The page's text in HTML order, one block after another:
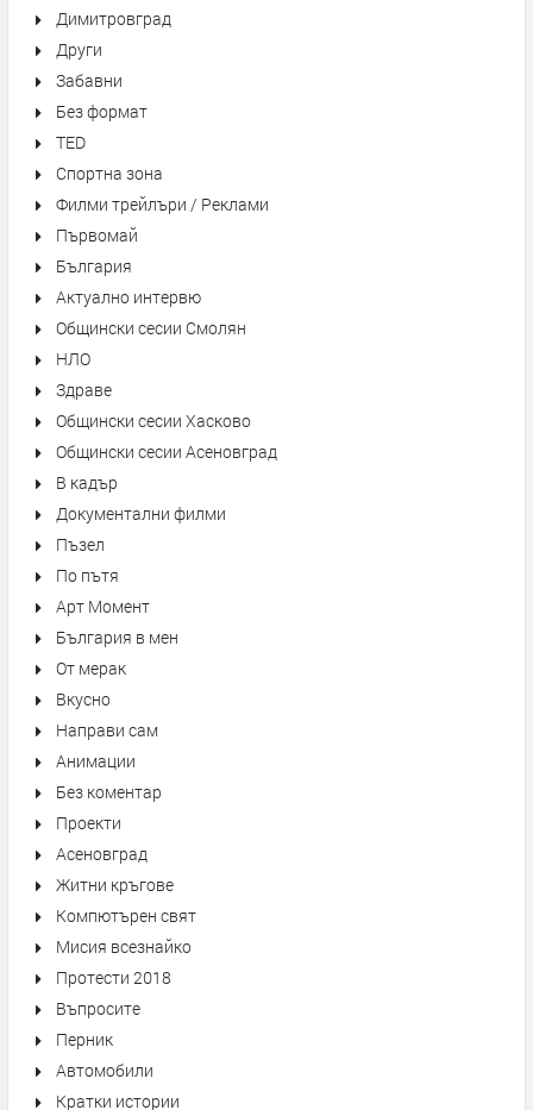
Димитровград
Други
Забавни
Без формат
TED
Спортна зона
Филми трейлъри / Реклами
Първомай
България
Актуално интервю
Общински сесии Смолян
НЛО
Здраве
Общински сесии Хасково
Общински сесии Асеновград
В кадър
Документални филми
Пъзел
По пътя
Арт Момент
България в мен
От мерак
Вкусно
Направи сам
Анимации
Без коментар
Проекти
Асеновград
Житни кръгове
Компютърен свят
Мисия всезнайко
Протести 2018
Въпросите
Перник
Автомобили
Кратки истории